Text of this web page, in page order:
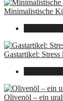
Minimalistische
Gastartikel:
Olivenöl – ein